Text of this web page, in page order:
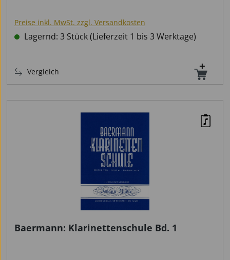
Preise inkl. MwSt. zzgl. Versandkosten
Lagernd: 3 Stück (Lieferzeit 1 bis 3 Werktage)
Vergleich
Baermann: Klarinettenschule Bd. 1